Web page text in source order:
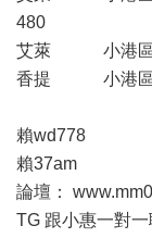
480
艾萊 小港區桂
香提 小港區
賴wd778
賴37am
論壇：
TG 跟小惠一對